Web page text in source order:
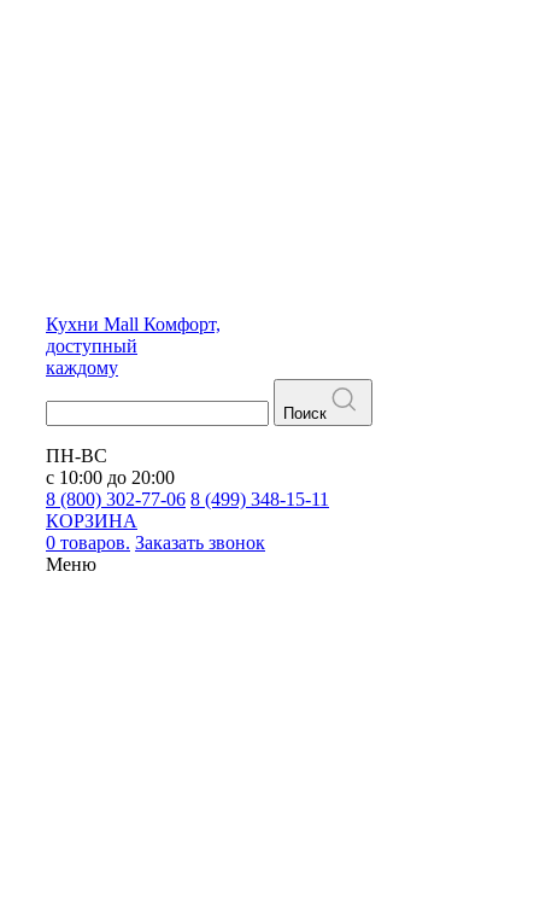
Кухни Mall Комфорт,
доступный
каждому
Поиск
ПН-ВС
с 10:00 до 20:00
8 (800) 302-77-06 8 (499) 348-15-11
КОРЗИНА
0 товаров. Заказать звонок
Меню